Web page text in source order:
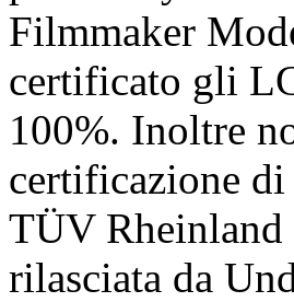
Filmmaker
certificato gli
100%. Inoltre
certificazione di
TÜV Rheinland
rilasciata da